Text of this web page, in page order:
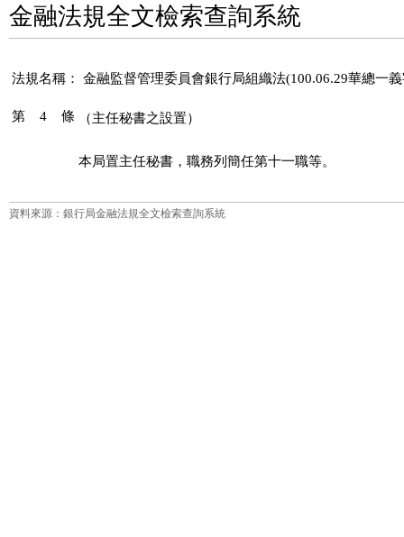
金融法規全文檢索查詢系統
法規名稱： 金融監督管理委員會銀行局組織法(100.06.29華總一
第 4 條 （主任秘書之設置）
本局置主任秘書，職務列簡任第十一職等。
資料來源：銀行局金融法規全文檢索查詢系統